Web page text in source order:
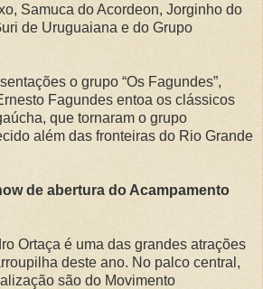
Samuca do Acordeon, Jorginho do
de Uruguaiana e do Grupo
o grupo “Os Fagundes”,
Fagundes entoa os clássicos
que tornaram o grupo
além das fronteiras do Rio Grande
de abertura do Acampamento
é uma das grandes atrações
deste ano. No palco central,
são do Movimento